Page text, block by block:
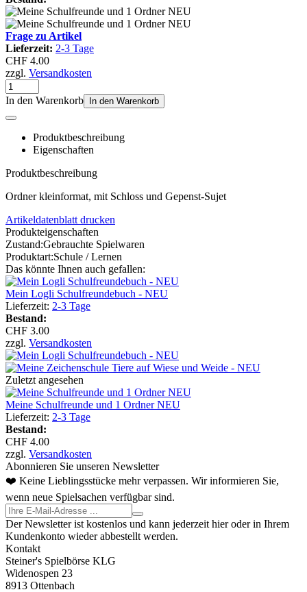
Frage zu Artikel
Lieferzeit: 2-3 Tage
CHF 4.00
zzgl. Versandkosten
In den Warenkorb In den Warenkorb
Produktbeschreibung
Eigenschaften
Produktbeschreibung
Ordner kleinformat, mit Schloss und Gepenst-Sujet
Artikeldatenblatt drucken
Produkteigenschaften
Zustand:Gebrauchte Spielwaren
Produktart:Schule / Lernen
Das könnte Ihnen auch gefallen:
Mein Logli Schulfreundebuch - NEU
Lieferzeit: 2-3 Tage
Bestand:
CHF 3.00
zzgl. Versandkosten
Zuletzt angesehen
Meine Schulfreunde und 1 Ordner NEU
Lieferzeit: 2-3 Tage
Bestand:
CHF 4.00
zzgl. Versandkosten
Abonnieren Sie unseren Newsletter
❤️ Keine Lieblingsstücke mehr verpassen. Wir informieren Sie,
wenn neue Spielsachen verfügbar sind.
Der Newsletter ist kostenlos und kann jederzeit hier oder in Ihrem
Kundenkonto wieder abbestellt werden.
Kontakt
Steiner's Spielbörse KLG
Widenospen 23
8913 Ottenbach